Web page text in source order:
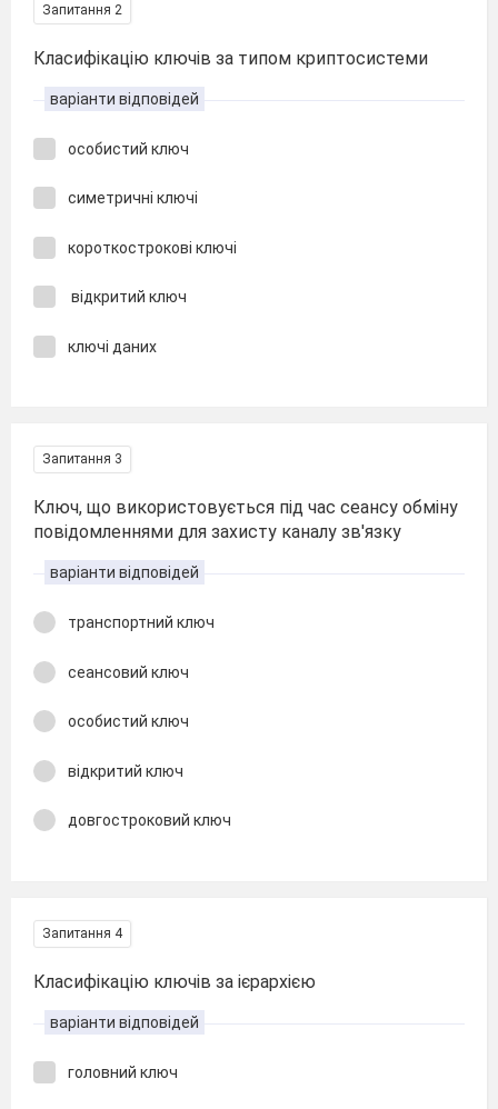
Запитання 2
Класифікацію ключів за типом криптосистеми
варіанти відповідей
особистий ключ
симетричні ключі
короткострокові ключі
відкритий ключ
ключі даних
Запитання 3
Ключ, що використовується під час сеансу обміну
повідомленнями для захисту каналу зв'язку
варіанти відповідей
транспортний ключ
сеансовий ключ
особистий ключ
відкритий ключ
довгостроковий ключ
Запитання 4
Класифікацію ключів за ієрархією
варіанти відповідей
головний ключ